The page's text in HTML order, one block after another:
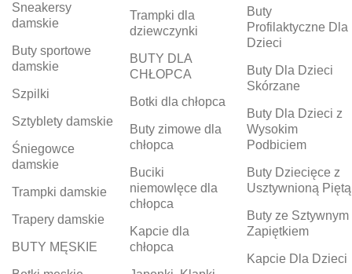
Sneakersy
damskie
Buty sportowe
damskie
Szpilki
Sztyblety damskie
Śniegowce
damskie
Trampki damskie
Trapery damskie
BUTY MĘSKIE
Trampki dla
dziewczynki
BUTY DLA
CHŁOPCA
Botki dla chłopca
Buty zimowe dla
chłopca
Buciki
niemowlęce dla
chłopca
Kapcie dla
chłopca
Buty
Profilaktyczne Dla
Dzieci
Buty Dla Dzieci
Skórzane
Buty Dla Dzieci z
Wysokim
Podbiciem
Buty Dziecięce z
Usztywnioną Piętą
Buty ze Sztywnym
Zapiętkiem
Kapcie Dla Dzieci